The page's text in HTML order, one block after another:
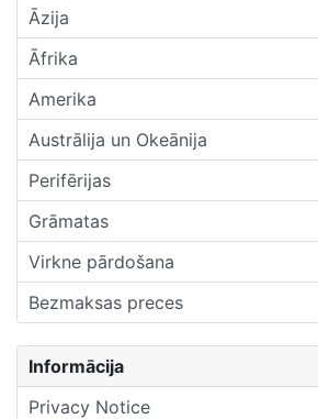
Āzija
Āfrika
Amerika
Austrālija un Okeānija
Perifērijas
Grāmatas
Virkne pārdošana
Bezmaksas preces
Informācija
Privacy Notice